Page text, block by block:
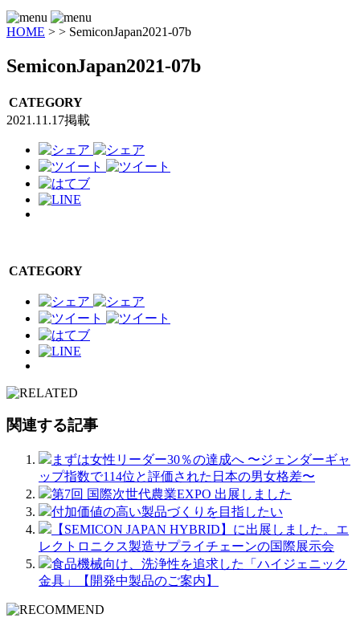
HOME > > SemiconJapan2021-07b
SemiconJapan2021-07b
CATEGORY
2021.11.17掲載
CATEGORY
関連する記事
まずは女性リーダー30％の達成へ 〜ジェンダーギャ
ップ指数で114位と評価された日本の男女格差〜
第7回 国際次世代農業EXPO 出展しました
付加価値の高い製品づくりを目指したい
【SEMICON JAPAN HYBRID】に出展しました。エ
レクトロニクス製造サプライチェーンの国際展示会
食品機械向け、洗浄性を追求した「ハイジェニック
金具」【開発中製品のご案内】